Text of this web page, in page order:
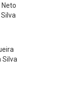
Silva